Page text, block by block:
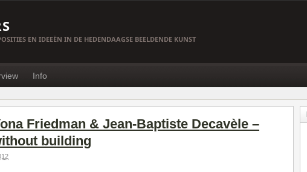
EN IDEEËN IN DE HEDENDAAGSE BEELDENDE KUNST
Info
Friedman & Jean-Baptiste Decavèle –
building